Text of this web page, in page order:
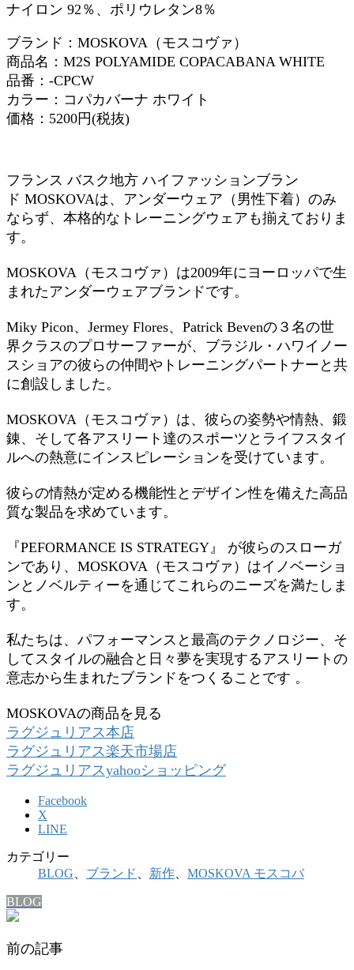
ナイロン 92％、ポリウレタン8％
ブランド：MOSKOVA（モスコヴァ）
商品名：M2S POLYAMIDE COPACABANA WHITE
品番：-CPCW
カラー：コパカバーナ ホワイト
価格：5200円(税抜)
フランス バスク地方 ハイファッションブラン
ド MOSKOVAは、アンダーウェア（男性下着）のみ
ならず、本格的なトレーニングウェアも揃えておりま
す。
MOSKOVA（モスコヴァ）は2009年にヨーロッパで生
まれたアンダーウェアブランドです。
Miky Picon、Jermey Flores、Patrick Bevenの３名の世
界クラスのプロサーファーが、ブラジル・ハワイノー
スショアの彼らの仲間やトレーニングパートナーと共
に創設しました。
MOSKOVA（モスコヴァ）は、彼らの姿勢や情熱、鍛
錬、そして各アスリート達のスポーツとライフスタイ
ルへの熱意にインスピレーションを受けています。
彼らの情熱が定める機能性とデザイン性を備えた高品
質な製品を求めています。
『PEFORMANCE IS STRATEGY』 が彼らのスローガ
ンであり、MOSKOVA（モスコヴァ）はイノベーショ
ンとノベルティーを通じてこれらのニーズを満たしま
す。
私たちは、パフォーマンスと最高のテクノロジー、そ
してスタイルの融合と日々夢を実現するアスリートの
意志から生まれたブランドをつくることです 。
MOSKOVAの商品を見る
ラグジュリアス本店
ラグジュリアス楽天市場店
ラグジュリアスyahooショッピング
Facebook
X
LINE
カテゴリー
BLOG
ブランド 新作 MOSKOVA モスコバ
BLOG
前の記事